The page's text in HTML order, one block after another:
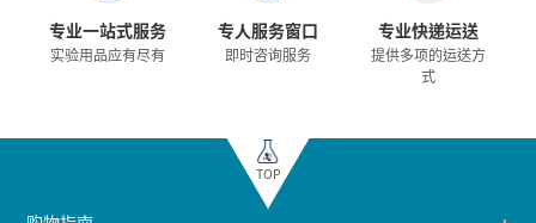
专业一站式服务
实验用品应有尽有
专人服务窗口
即时咨询服务
专业快递运送
提供多项的运送方
式
TOP